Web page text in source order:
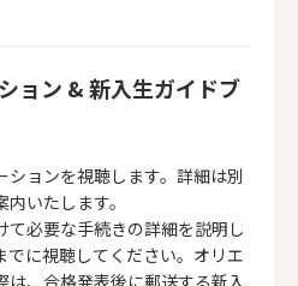
ョン & 新入生ガイドブ
ョンを視聴します。詳細は別
いたします。
必要な手続きの詳細を説明し
でに視聴してください。オリエ
は、合格発表後に郵送する新入